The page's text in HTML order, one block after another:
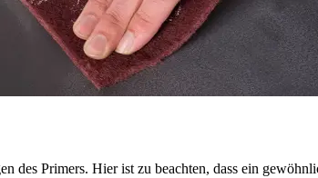
Primers. Hier ist zu beachten, dass ein